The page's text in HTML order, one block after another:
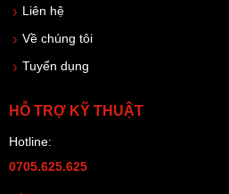
Liên hệ
Về chúng tôi
Tuyển dụng
HỖ TRỢ KỸ THUẬT
Hotline:
0705.625.625